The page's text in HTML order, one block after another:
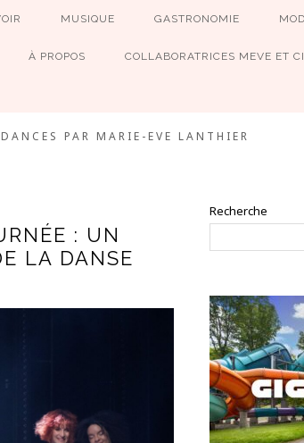
MUSIQUE GASTRONOMIE
À PROPOS COLLABORATRICES MEVE ET
PAR MARIE-EVE LANTHIER
: UN
LA DANSE
Recherche